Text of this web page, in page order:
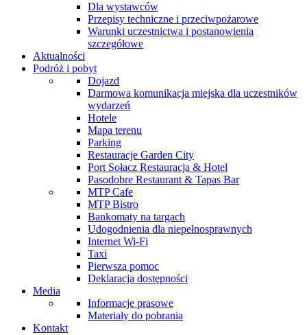
Dla wystawców
Przepisy techniczne i przeciwpożarowe
Warunki uczestnictwa i postanowienia
szczegółowe
Aktualności
Podróż i pobyt
Dojazd
Darmowa komunikacja miejska dla uczestników
wydarzeń
Hotele
Mapa terenu
Parking
Restauracje Garden City
Port Sołacz Restauracja & Hotel
Pasodobre Restaurant & Tapas Bar
MTP Cafe
MTP Bistro
Bankomaty na targach
Udogodnienia dla niepełnosprawnych
Internet Wi-Fi
Taxi
Pierwsza pomoc
Deklaracja dostępności
Media
Informacje prasowe
Materiały do pobrania
Kontakt